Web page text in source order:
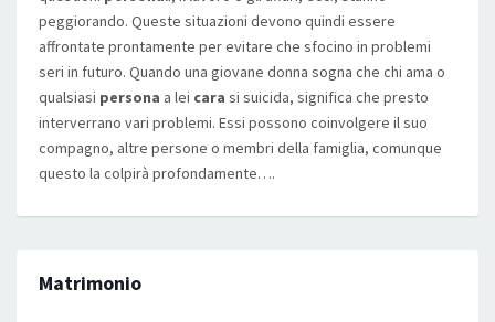
peggiorando. Queste situazioni devono quindi essere
affrontate prontamente per evitare che sfocino in problemi
seri in futuro. Quando una giovane donna sogna che chi ama o
qualsiasi persona a lei cara si suicida, significa che presto
interverrano vari problemi. Essi possono coinvolgere il suo
compagno, altre persone o membri della famiglia, comunque
questo la colpirà profondamente….
Matrimonio